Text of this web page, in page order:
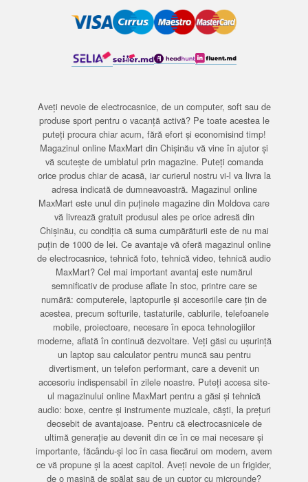
Aveți nevoie de electrocasnice, de un computer, soft sau de
produse sport pentru o vacanță activă? Pe toate acestea le
puteți procura chiar acum, fără efort și economisind timp!
Magazinul online MaxMart din Chișinău vă vine în ajutor și
vă scutește de umblatul prin magazine. Puteți comanda
orice produs chiar de acasă, iar curierul nostru vi-l va livra la
adresa indicată de dumneavoastră. Magazinul online
MaxMart este unul din puținele magazine din Moldova care
vă livrează gratuit produsul ales pe orice adresă din
Chișinău, cu condiția că suma cumpărăturii este de nu mai
puțin de 1000 de lei. Ce avantaje vă oferă magazinul online
de electrocasnice, tehnică foto, tehnică video, tehnică audio
MaxMart? Cel mai important avantaj este numărul
semnificativ de produse aflate în stoc, printre care se
numără: computerele, laptopurile și accesoriile care țin de
acestea, precum softurile, tastaturile, cablurile, telefoanele
mobile, proiectoare, necesare în epoca tehnologiilor
moderne, aflată în continuă dezvoltare. Veți găsi cu ușurință
un laptop sau calculator pentru muncă sau pentru
divertisment, un telefon performant, care a devenit un
accesoriu indispensabil în zilele noastre. Puteți accesa site-
ul magazinului online MaxMart pentru a găsi și tehnică
audio: boxe, centre și instrumente muzicale, căști, la prețuri
deosebit de avantajoase. Pentru că electrocasnicele de
ultimă generație au devenit din ce în ce mai necesare și
importante, făcându-și loc în casa fiecărui om modern, avem
ce vă propune și la acest capitol. Aveți nevoie de un frigider,
de o mașină de spălat sau de un cuptor cu microunde?